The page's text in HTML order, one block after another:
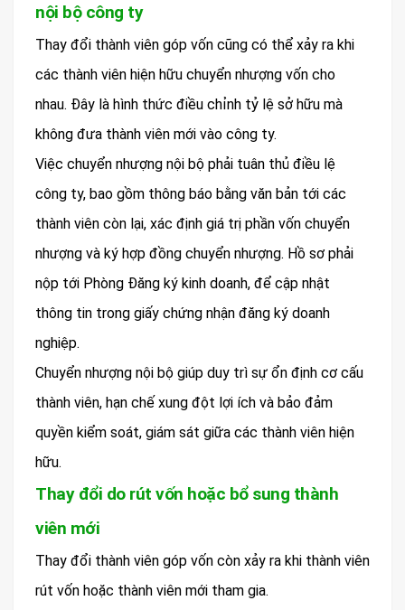
nội bộ công ty
Thay đổi thành viên góp vốn cũng có thể xảy ra khi
các thành viên hiện hữu chuyển nhượng vốn cho
nhau. Đây là hình thức điều chỉnh tỷ lệ sở hữu mà
không đưa thành viên mới vào công ty.
Việc chuyển nhượng nội bộ phải tuân thủ điều lệ
công ty, bao gồm thông báo bằng văn bản tới các
thành viên còn lại, xác định giá trị phần vốn chuyển
nhượng và ký hợp đồng chuyển nhượng. Hồ sơ phải
nộp tới Phòng Đăng ký kinh doanh, để cập nhật
thông tin trong giấy chứng nhận đăng ký doanh
nghiệp.
Chuyển nhượng nội bộ giúp duy trì sự ổn định cơ cấu
thành viên, hạn chế xung đột lợi ích và bảo đảm
quyền kiểm soát, giám sát giữa các thành viên hiện
hữu.
Thay đổi do rút vốn hoặc bổ sung thành
viên mới
Thay đổi thành viên góp vốn còn xảy ra khi thành viên
rút vốn hoặc thành viên mới tham gia.